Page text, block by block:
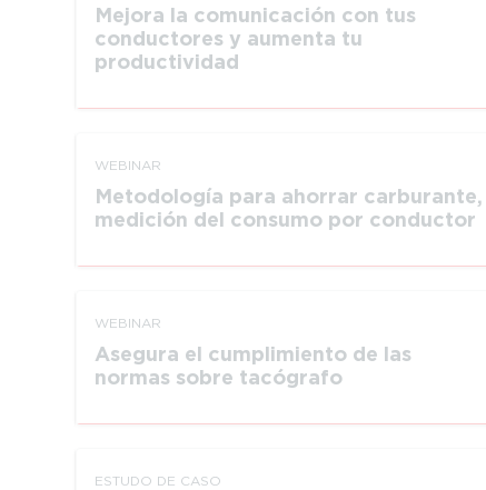
Mejora la comunicación con tus
conductores y aumenta tu
productividad
WEBINAR
Metodología para ahorrar carburante,
medición del consumo por conductor
WEBINAR
Asegura el cumplimiento de las
normas sobre tacógrafo
ESTUDO DE CASO